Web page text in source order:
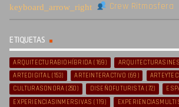
Crew Ritmosfera
ETIQUETAS
ARQUITECTURABIOHÍBRIDA (169)
ARTEDIGITAL(153) ARTEINTERACTIVO (69)
CULTURASONORA (250) DISEÑOFUTURISTA (72)
EXPERIENCIASINMERSIVAS (119)